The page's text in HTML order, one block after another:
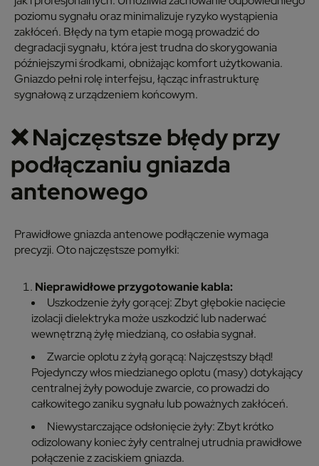
poziomu sygnału oraz minimalizuje ryzyko wystąpienia
zakłóceń. Błędy na tym etapie mogą prowadzić do
degradacji sygnału, która jest trudna do skorygowania
późniejszymi środkami, obniżając komfort użytkowania.
Gniazdo pełni rolę interfejsu, łącząc infrastrukturę
sygnałową z urządzeniem końcowym.
❌Najczęstsze błędy przy
podłączaniu gniazda
antenowego
Prawidłowe gniazda antenowe podłączenie wymaga
precyzji. Oto najczęstsze pomyłki:
Nieprawidłowe przygotowanie kabla:
Uszkodzenie żyły gorącej:Zbyt głębokie nacięcie
izolacji dielektryka może uszkodzić lub naderwać
wewnętrzną żyłę miedzianą, co osłabia sygnał.
Zwarcie oplotu z żyłą gorącą: Najczęstszy błąd!
Pojedynczy włos miedzianego oplotu (masy) dotykający
centralnej żyły powoduje zwarcie, co prowadzi do
całkowitego zaniku sygnału lub poważnych zakłóceń.
Niewystarczające odsłonięcie żyły:Zbyt krótko
odizolowany koniec żyły centralnej utrudnia prawidłowe
połączenie z zaciskiem gniazda.